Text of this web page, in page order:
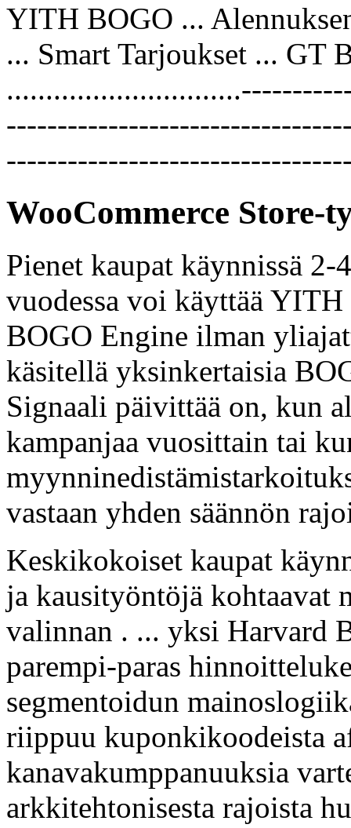
YITH BOGO ...
... Smart Tarjoukset ... GT
WooCommerce Store-
Pienet kaupat käynnissä
vuodessa voi käyttää
BOGO Engine ilman
käsitellä yksinkertaisia
Signaali päivittää on, kun
kampanjaa vuosittain tai
vastaan yhden säännön
Keskikokoiset kaupat
ja kausityöntöjä kohtaavat
valinnan . ... yksi Harvard
parempi-paras
segmentoidun
riippuu kuponkikoodeista
kanavakumppanuuksia
arkkitehtonisesta rajoista